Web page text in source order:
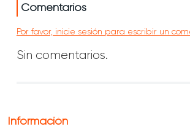
Comentarios
Por favor, inicie sesión para escribir un
Sin comentarios.
Información